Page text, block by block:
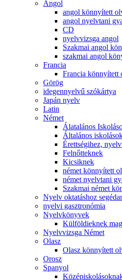
Angol
angol könnyített
angol nyelvtani
CD
nyelvvizsga angol
Szakmai angol
szakmai angol
Francia
Francia könnyített
Görög
idegennyelvű szókártya
Japán nyelv
Latin
Német
Álatalános
Általános
Érettségihez,
Felnőtteknek
Kicsiknek
német könnyített
német nyelvtani
Szakmai német
Nyelv oktatáshoz
nyelvi gasztronómia
Nyelvkönyvek
Külföldieknek
Nyelvvizsga Német
Olasz
Olasz könnyített
Orosz
Spanyol